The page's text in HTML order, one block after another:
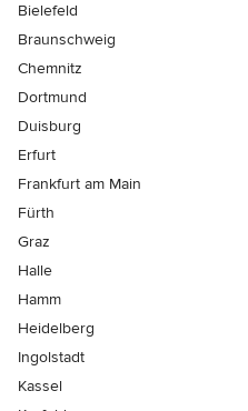
Bielefeld
Braunschweig
Chemnitz
Dortmund
Duisburg
Erfurt
Frankfurt am Main
Fürth
Graz
Halle
Hamm
Heidelberg
Ingolstadt
Kassel